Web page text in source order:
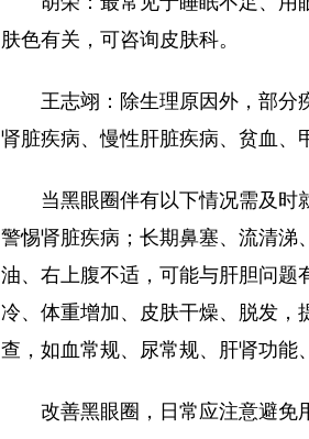
肤色有关，可咨询皮肤科。
王志翊：除生理原因外，部分
肾脏疾病、慢性肝脏疾病、贫血、
当黑眼圈伴有以下情况需及时
警惕肾脏疾病；长期鼻塞、流清涕
油、右上腹不适，可能与肝胆问题
冷、体重增加、皮肤干燥、脱发，
查，如血常规、尿常规、肝肾功能
改善黑眼圈，日常应注意避免